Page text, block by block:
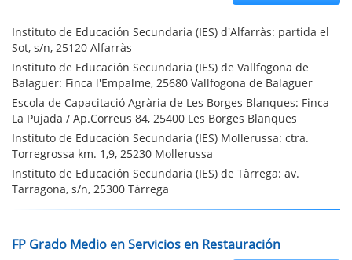
Instituto de Educación Secundaria (IES) d'Alfarràs: partida el
Sot, s/n, 25120 Alfarràs
Instituto de Educación Secundaria (IES) de Vallfogona de
Balaguer: Finca l'Empalme, 25680 Vallfogona de Balaguer
Escola de Capacitació Agrària de Les Borges Blanques: Finca
La Pujada / Ap.Correus 84, 25400 Les Borges Blanques
Instituto de Educación Secundaria (IES) Mollerussa: ctra.
Torregrossa km. 1,9, 25230 Mollerussa
Instituto de Educación Secundaria (IES) de Tàrrega: av.
Tarragona, s/n, 25300 Tàrrega
FP Grado Medio en Servicios en Restauración